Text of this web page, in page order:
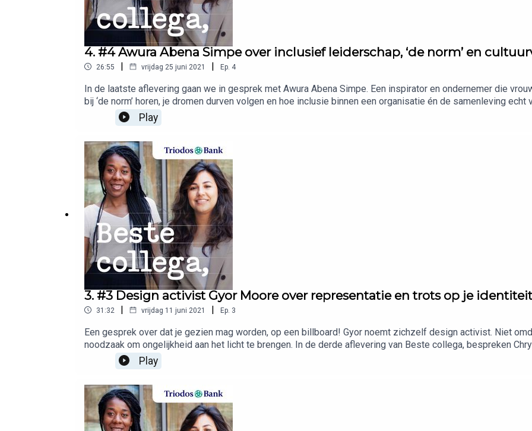
4. #4 Awura Abena Simpe over inclusief leiderschap, ‘de norm’ en
26:55 | vrijdag 25 juni 2021 | Ep. 4
In de laatste aflevering gaan we in gesprek met Awura Abena Simpe. Een inspirator en ondernemer die
bij ‘de norm’ horen, je dromen durven volgen en hoe inclusie binnen een organisatie én de samenleving echt
Play
3. #3 Design activist Gyor Moore over representatie en trots op je
31:32 | vrijdag 11 juni 2021 | Ep. 3
Een gesprek over dat je gezien mag worden, op een billboard! Gyor noemt zichzelf design activist. Niet
noodzaak om ongelijkheid aan het licht te brengen. In de derde aflevering van Beste collega, bespreken
inclusieve samenleving kan bijdragen en gaat het over de kracht (en noodzaak!) van
activist aan de slag te gaan en meer achtergrond bij deze podcast? Ga naar triodos.nl/bestecollega.
Play